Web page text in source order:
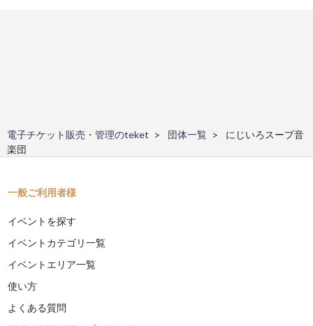
電子チケット販売・管理のteket 団体一覧
にじいろスープ音
楽団
一般ご利用者様
イベントを探す
イベントカテゴリ一覧
イベントエリア一覧
使い方
よくある質問